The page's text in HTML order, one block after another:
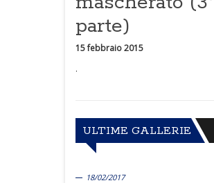
parte)
15 febbraio 2015
.
ULTIME GALLERIE
18/02/2017